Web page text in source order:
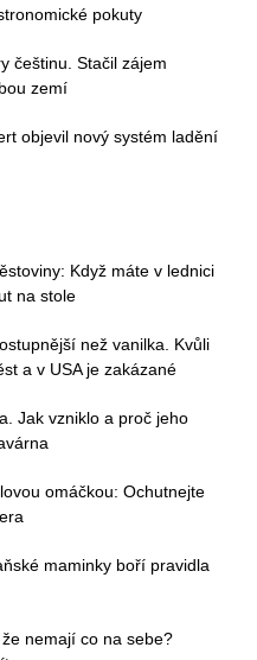
pokuty
češtinu. Stačil zájem
zemí
objevil nový systém ladění
Když máte v lednici
na stole
než vanilka. Kvůli
a v USA je zakázané
Jak vzniklo a proč jeho
omáčkou: Ochutnejte
maminky boří pravidla
nemají co na sebe?